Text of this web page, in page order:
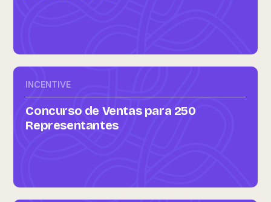
INCENTIVE
Concurso de Ventas para 250
Representantes